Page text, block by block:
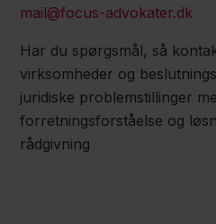
mail@focus-advokater.dk
Har du spørgsmål, så
virksomheder og
juridiske problemstillinger
forretningsforståelse og
rådgivning